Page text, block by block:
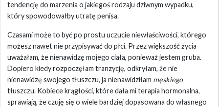
tendencję do marzenia o jakiegoś rodzaju dziwnym wypadku,
który spowodowałby utratę penisa.
Czasami może to być po prostu uczucie niewłaściwości, którego
możesz nawet nie przypisywać do płci. Przez większość życia
uważałam, że nienawidzę mojego ciała, ponieważ jestem gruba.
Dopiero kiedy rozpoczęłam tranzycję, odkryłam, że nie
nienawidzę swojego tłuszczu, ja nienawidziłam męskiego
tłuszczu. Kobiece krągłości, które dała mi terapia hormonalna,
sprawiają, że czuję się o wiele bardziej dopasowana do własnego